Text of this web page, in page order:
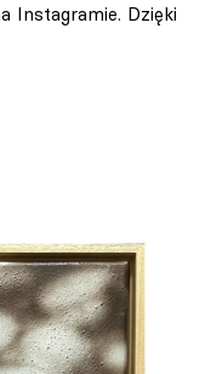
Instagramie. Dzięki